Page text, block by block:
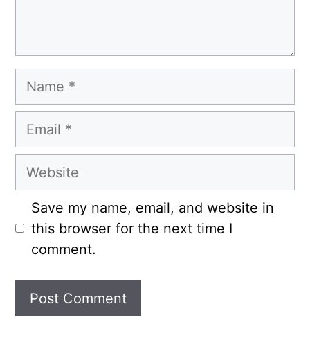
Name
Email
Website
Save my name, email, and website in
this browser for the next time I
comment.